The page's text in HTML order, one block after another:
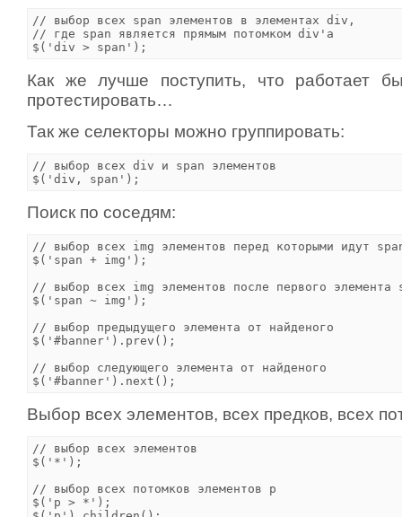
// выбор всех span элементов в элементах div,
// где span является прямым потомком div'a
Как же лучше поступить, что работает
протестировать…
Так же селекторы можно группировать:
// выбор всех div и span элементов
Поиск по соседям:
// выбор всех img элементов перед которыми идут
$('span + img');
// выбор всех img элементов после первого элемента
$('span ~ img');
// выбор предыдущего элемента от найденого
$('#banner').prev();
// выбор следующего элемента от найденого
Выбор всех элементов, всех предков, всех
// выбор всех элементов
$('*');
// выбор всех потомков элементов p
$('p > *');